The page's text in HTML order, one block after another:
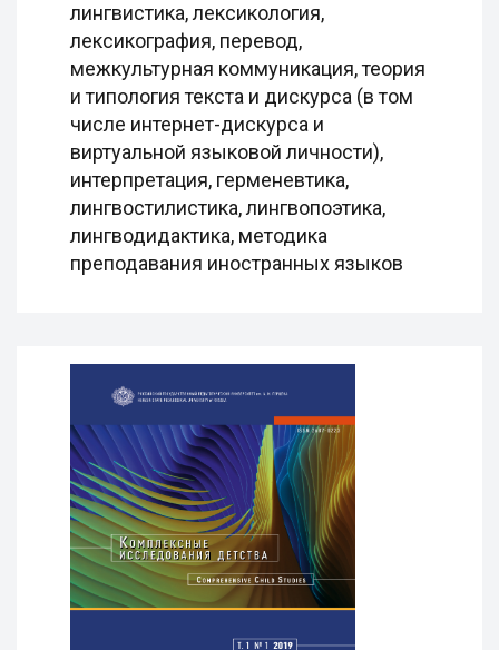
лингвистика, лексикология,
лексикография, перевод,
межкультурная коммуникация, теория
и типология текста и дискурса (в том
числе интернет-дискурса и
виртуальной языковой личности),
интерпретация, герменевтика,
лингвостилистика, лингвопоэтика,
лингводидактика, методика
преподавания иностранных языков